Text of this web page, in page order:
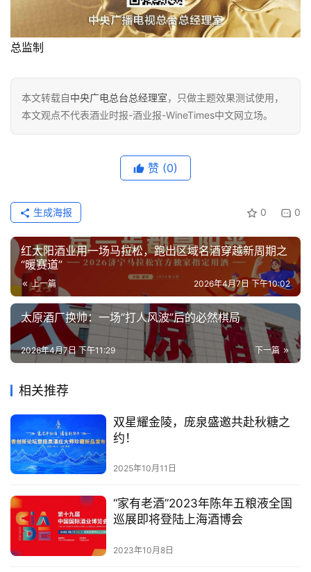
总监制
本文转载自中央广电总台总经理室，只做主题效果测试使用，
本文观点不代表酒业时报-酒业报-WineTimes中文网立场。
赞 (0)
0 0
生成海报
红太阳酒业用一场马拉松，跑出区域名酒穿越新周期之
“暖赛道”
上一篇 2026年4月7日 下午10:02
太原酒厂换帅：一场“打人风波”后的必然棋局
下一篇
2026年4月7日 下午11:29
相关推荐
​双星耀金陵，庞泉盛邀共赴秋糖之
约！
2025年10月11日
“家有老酒”2023年陈年五粮液全国
巡展即将登陆上海酒博会
2023年10月8日